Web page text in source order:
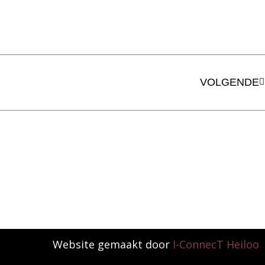
VOLGENDE
Website gemaakt door I-ConnecT Heiloo